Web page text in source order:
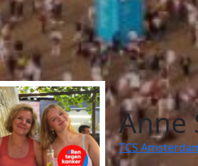
Anne
TCS